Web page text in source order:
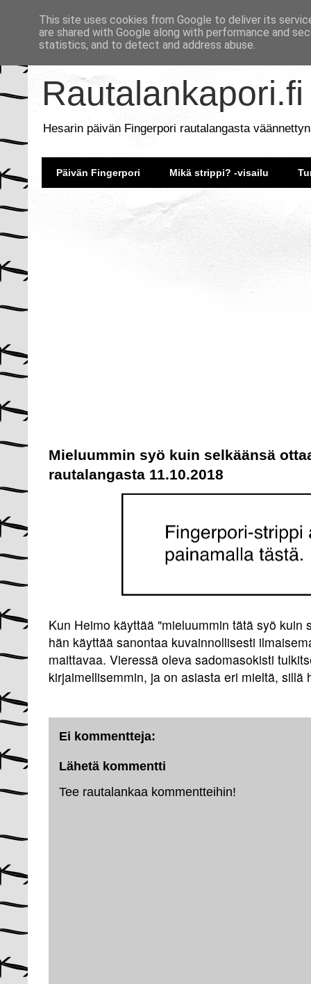
Rautalankapori.fi
Hesarin päivän Fingerpori rautalangasta
Päivän Fingerpori Mikä strippi? -visailu
Mieluummin syö kuin selkäänsä
rautalangasta 11.10.2018
Kun Heimo käyttää "mieluummin tätä syö kuin
hän käyttää sanontaa kuvainnollisesti
maittavaa. Vieressä oleva sadomasokisti
kirjaimellisemmin, ja on asiasta eri mieltä, sillä
Ei kommentteja:
Lähetä kommentti
Tee rautalankaa kommentteihin!
This site uses cookies from Google to deliver its
are shared with Google along with performance and
statistics, and to detect and address abuse.